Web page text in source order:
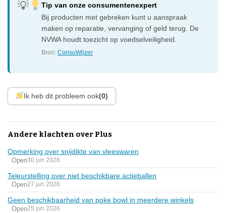
Tip van onze consumentenexpert
Bij producten met gebreken kunt u aanspraak
maken op reparatie, vervanging of geld terug. De
NVWA houdt toezicht op voedselveiligheid.
Bron:ConsuWijzer
Ik heb dit probleem ook(0)
Andere klachten over Plus
Opmerking over snijdikte van vleeswaren
Open30 jun 2026
Teleurstelling over niet beschikbare actieballen
Open27 jun 2026
Geen beschikbaarheid van poke bowl in meerdere winkels
Open25 jun 2026